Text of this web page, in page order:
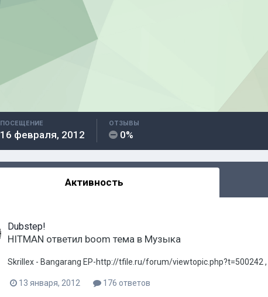
ПОСЕЩЕНИЕ
16 февраля, 2012
ОТЗЫВЫ
0%
Активность
Dubstep!
HITMAN ответил boom тема в Музыка
Skrillex - Bangarang EP-http://tfile.ru/forum/viewtopic.php?t=500242 ,
13 января, 2012 176 ответов